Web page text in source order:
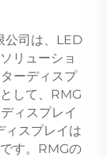
公司は、LED
リューショ
ーディスプ
して、RMG
ィスプレイ
ィスプレイは
す。RMGの